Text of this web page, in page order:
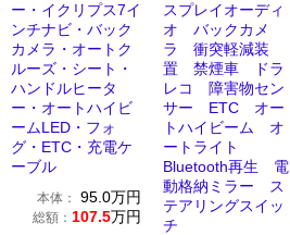
ー・イクリプス7イ
ンチナビ・バック
カメラ・オートク
ルーズ・シート・
ハンドルヒータ
ー・オートハイビ
ームLED・フォ
グ・ETC・充電ケ
ーブル
本体： 95.0万円
総額： 107.5万円
スプレイオーディ
オ バックカメ
ラ 衝突軽減装
置 禁煙車 ドラ
レコ 障害物セン
サー ETC オー
トハイビーム オ
ートライト
Bluetooth再生 電
動格納ミラー ス
テアリングスイッ
チ